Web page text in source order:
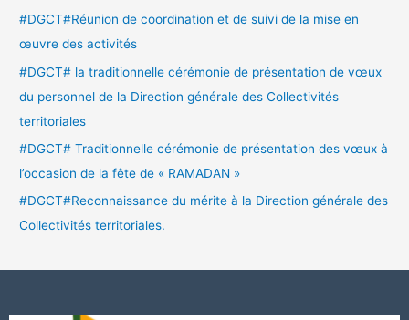
#DGCT#Réunion de coordination et de suivi de la mise en
œuvre des activités
#DGCT# la traditionnelle cérémonie de présentation de vœux
du personnel de la Direction générale des Collectivités
territoriales
#DGCT# Traditionnelle cérémonie de présentation des vœux à
l’occasion de la fête de « RAMADAN »
#DGCT#Reconnaissance du mérite à la Direction générale des
Collectivités territoriales.